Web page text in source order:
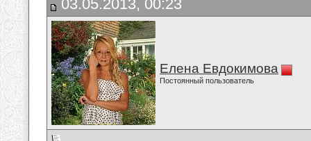
03.05.2013, 00:23
Елена Евдокимова
Постоянный пользователь